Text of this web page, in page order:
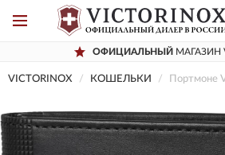
ОФИЦИАЛЬНЫЙ МАГАЗИН
VICTORINOX КОШЕЛЬКИ Портмоне